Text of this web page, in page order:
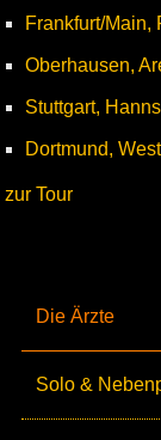
Die Ärzte
Solo &
Frankfurt/Main,
Oberhausen,
Stuttgart,
Dortmund,
zur Tour